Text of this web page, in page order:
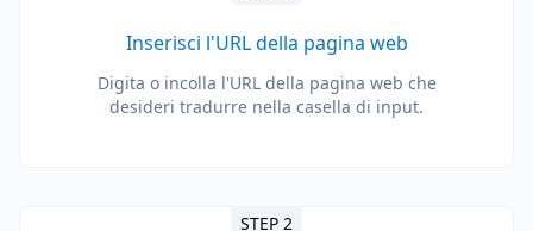
Inserisci l'URL della pagina web
Digita o incolla l'URL della pagina web che
desideri tradurre nella casella di input.
STEP 2